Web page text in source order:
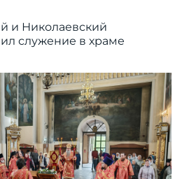
и Николаевский
служение в храме